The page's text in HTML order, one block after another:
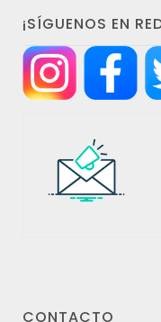
¡SÍGUENOS EN
CONTACTO